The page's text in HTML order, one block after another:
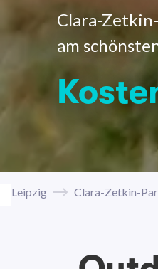
Clara-
am
Leipzig Clara-Zetkin-